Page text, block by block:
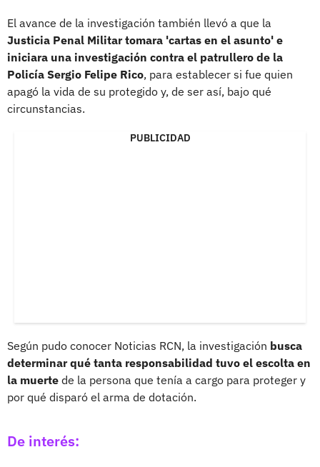
El avance de la investigación también llevó a que la
Justicia Penal Militar tomara 'cartas en el asunto' e
iniciara una investigación contra el patrullero de la
Policía Sergio Felipe Rico, para establecer si fue quien
apagó la vida de su protegido y, de ser así, bajo qué
circunstancias.
PUBLICIDAD
Según pudo conocer Noticias RCN, la investigación busca
determinar qué tanta responsabilidad tuvo el escolta en
la muerte de la persona que tenía a cargo para proteger y
por qué disparó el arma de dotación.
De interés: